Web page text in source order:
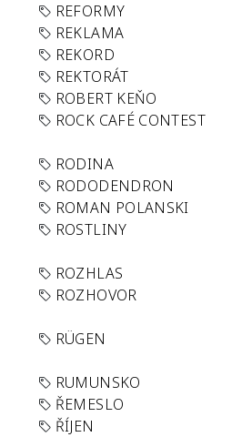
REFORMY
REKLAMA
REKORD
REKTORÁT
ROBERT KEŇO
ROCK CAFÉ CONTEST
RODINA
RODODENDRON
ROMAN POLANSKI
ROSTLINY
ROZHLAS
ROZHOVOR
RÜGEN
RUMUNSKO
ŘEMESLO
ŘÍJEN